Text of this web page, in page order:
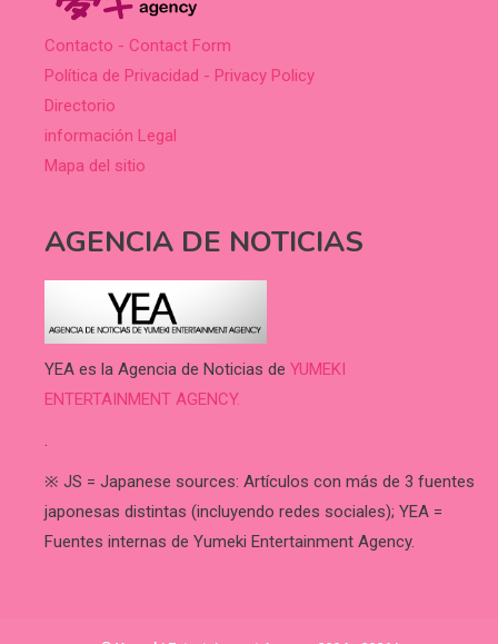
Contacto - Contact Form
Política de Privacidad - Privacy Policy
Directorio
información Legal
Mapa del sitio
AGENCIA DE NOTICIAS
YEA es la Agencia de Noticias de YUMEKI
ENTERTAINMENT AGENCY.
.
※ JS = Japanese sources: Artículos con más de 3 fuentes
japonesas distintas (incluyendo redes sociales); YEA =
Fuentes internas de Yumeki Entertainment Agency.